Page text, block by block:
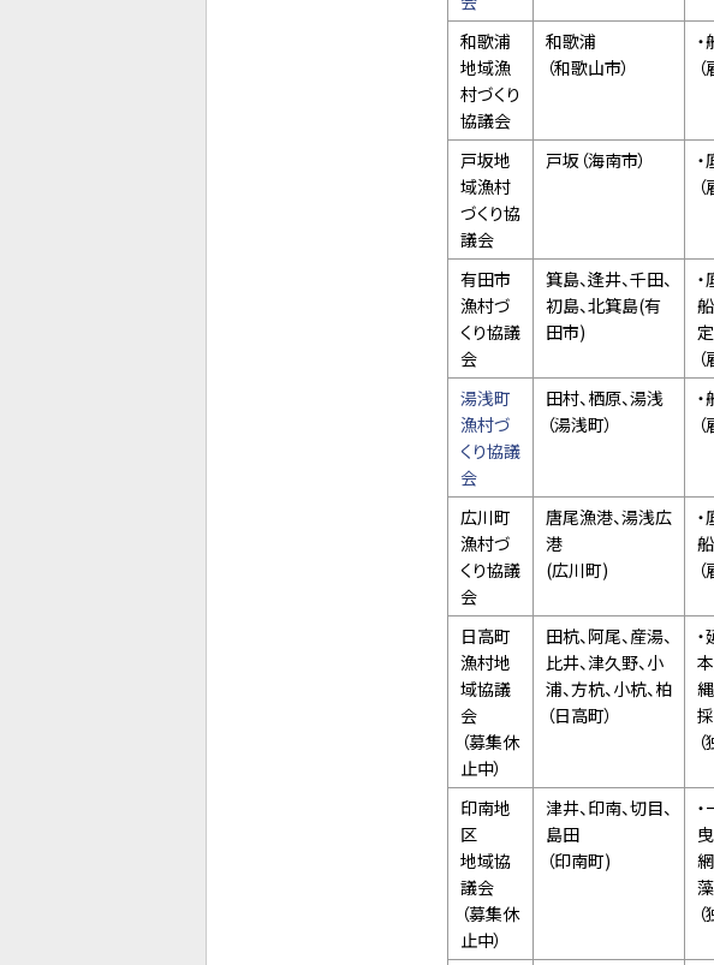
和歌浦
地域漁
村づくり
協議会
和歌浦
（和歌山市）
戸坂地
域漁村
づくり協
議会
戸坂（海南市）
有田市
漁村づ
くり協議
会
箕島、逢井、千田、
初島、北箕島(有
田市)
湯浅町
漁村づ
くり協議
会
田村、栖原、湯浅
（湯浅町）
広川町
漁村づ
くり協議
会
唐尾漁港、湯浅広
港
(広川町)
日高町
漁村地
域協議
会
（募集休
止中）
田杭、阿尾、産湯、
比井、津久野、小
浦、方杭、小杭、柏
（日高町）
縄
印南地
区
地域協
議会
（募集休
止中）
津井、印南、切目、
島田
（印南町)